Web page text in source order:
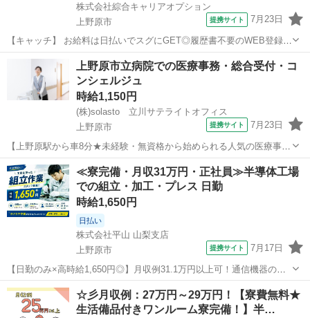
株式会社綜合キャリアオプション
上野原市
提携サイト 7月23日
【キャッチ】 お給料は日払いでスグにGET◎履歴書不要のWEB登録
OK！「フィルム製造のマシン操作」高時給1350円！上野原周辺！20代
～40代のスタッフが多数活躍中★ 【コメント】 製造のお仕事が豊富★
未経験で働いてみた...
山梨 上野原市 工場
上野原市立病院での医療事務・総合受付・コ
ンシェルジュ
時給1,150円
(株)solasto 立川サテライトオフィス
上野原市
提携サイト 7月23日
【上野原駅から車8分★未経験・無資格から始められる人気の医療事
務】 大きな病院ならではの安心感のなかで腰を据えて働ける、医療事
務のパート求人です! 無資格からスタートして、イチから専門知識をじ
っくり学べる環境がしっかりと整っ...
山梨 上野原市 データ入力
≪寮完備・月収31万円・正社員≫半導体工場
での組立・加工・プレス 日勤
時給1,650円
日払い
株式会社平山 山梨支店
上野原市
提携サイト 7月17日
【日勤のみ×高時給1,650円◎】月収例31.1万円以上可！通信機器の組
立スタッフ／未経験歓迎 ＼ こちらのお仕事は...！ ／ 未経験から始
められる組立のお仕事！ 通信機器の製造工場で、組立工程を担当して
いただきます。...
山梨 上野原市 その他
☆彡月収例：27万円～29万円！【寮費無料★
生活備品付きワンルーム寮完備！】半…